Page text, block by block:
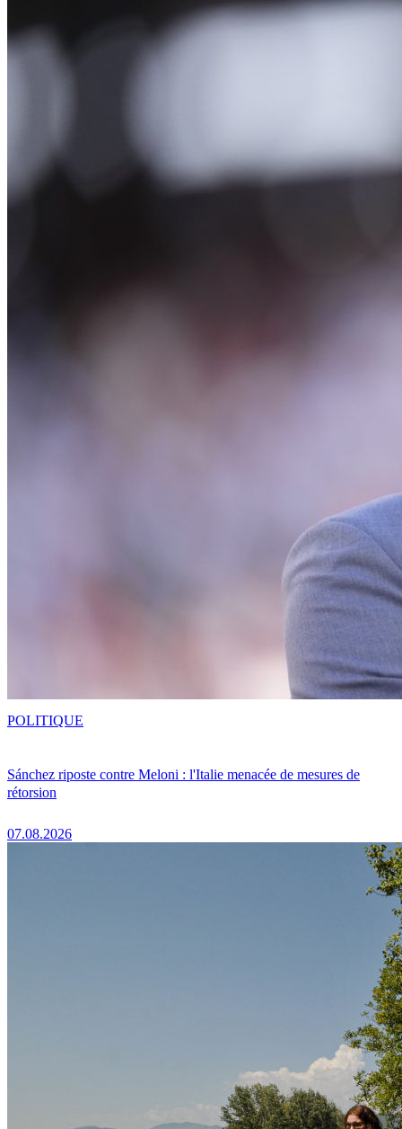
Sánchez riposte contre Meloni : l'Italie menacée de mesures de
rétorsion
07.08.2026
POLITIQUE